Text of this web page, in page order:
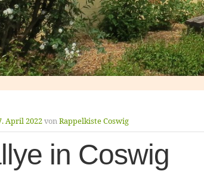
April 2022vonRappelkiste Coswig
in Coswig